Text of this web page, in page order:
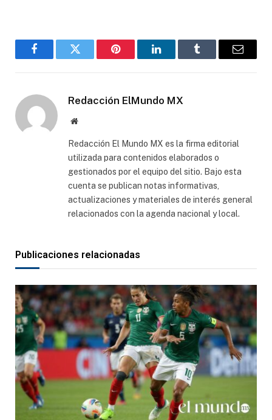
FacebookGorjeo Pinterest LinkedInTumblr
Correo
Redacción ElMundo MX
Sitio
Redacción El Mundo MX es la firma editorial
utilizada para contenidos elaborados o
gestionados por el equipo del sitio. Bajo esta
cuenta se publican notas informativas,
actualizaciones y materiales de interés general
relacionados con la agenda nacional y local.
Publicaciones relacionadas